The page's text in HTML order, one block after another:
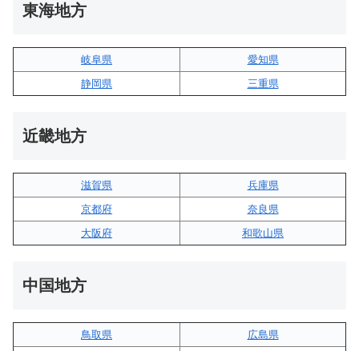
東海地方
岐阜県
愛知県
静岡県
三重県
近畿地方
滋賀県
兵庫県
京都府
奈良県
大阪府
和歌山県
中国地方
鳥取県
広島県